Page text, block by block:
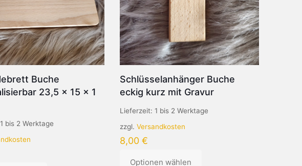
Buche
23,5 x 15 x 1
1 bis 2 Werktage
Schlüsselanhänger Buche
eckig kurz mit Gravur
Lieferzeit: 1 bis 2 Werktage
zzgl. Versandkosten
8,00 €
Optionen wählen